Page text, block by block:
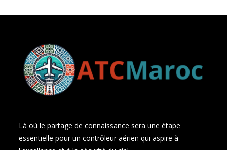
Là où le partage de connaissance sera une étape
essentielle pour un contrôleur aérien qui aspire à